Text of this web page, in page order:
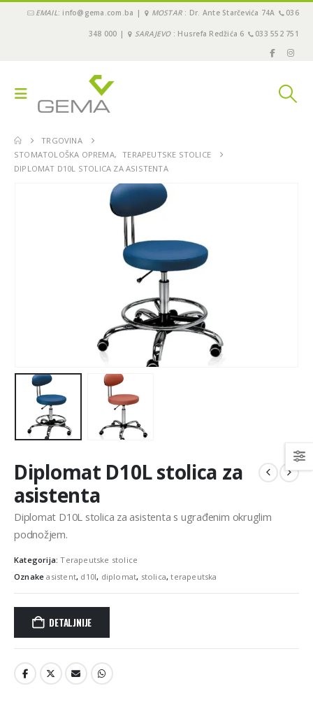
EMAIL: info@gema.com.ba | MOSTAR : Dr. Ante Starčevića 74A 036
348 000 | SARAJEVO: Husrefa Redžića 6 033 552 751
TRGOVINA
STOMATOLOŠKA OPREMA,
TERAPEUTSKE STOLICE
DIPLOMAT D10L STOLICA ZA ASISTENTA
Diplomat D10L stolica za
asistenta
Diplomat D10L stolica za asistenta s ugrađenim okruglim
podnožjem.
Kategorija:Terapeutske stolice
Oznakeasistent, d10l, diplomat, stolica,terapeutska
DETALJNIJE